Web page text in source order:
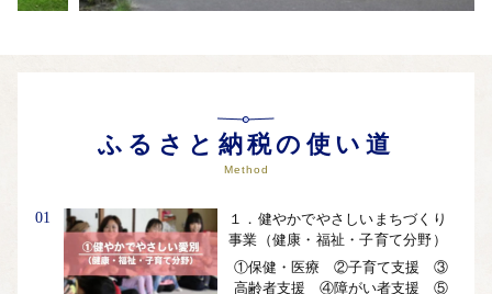
ふるさと納税の使い道
Method
01
１．健やかでやさしいまちづくり
事業（健康・福祉・子育て分野）
①保健・医療 ②子育て支援 ③
高齢者支援 ④障がい者支援 ⑤